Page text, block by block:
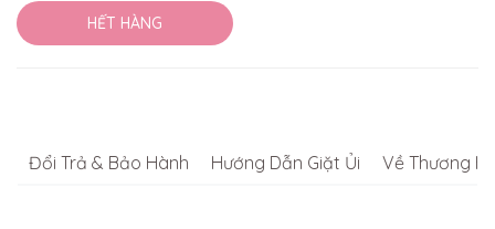
HẾT HÀNG
Đổi Trả & Bảo Hành Hướng Dẫn Giặt Ủi Về Thương